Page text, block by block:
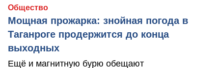
Общество
Мощная прожарка: знойная погода в
Таганроге продержится до конца
выходных
Ещё и магнитную бурю обещают